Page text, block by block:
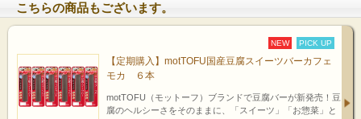
こちらの商品もございます。
NEW PICK UP
【定期購入】motTOFU国産豆腐スイーツバーカフェ
モカ ６本
motTOFU（モットーフ）ブランドで豆腐バーが新発売！豆
腐のヘルシーさをそのままに、「スイーツ」「お惣菜」と